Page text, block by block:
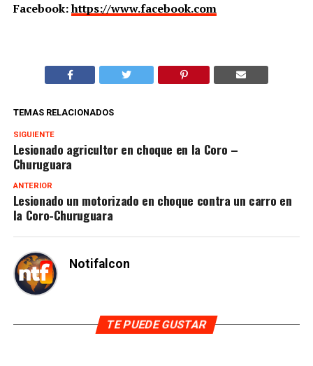
Facebook:https://www.facebook.com
TEMAS RELACIONADOS
SIGUIENTE
Lesionado agricultor en choque en la Coro –
Churuguara
ANTERIOR
Lesionado un motorizado en choque contra un carro en
la Coro-Churuguara
Notifalcon
TE PUEDE GUSTAR